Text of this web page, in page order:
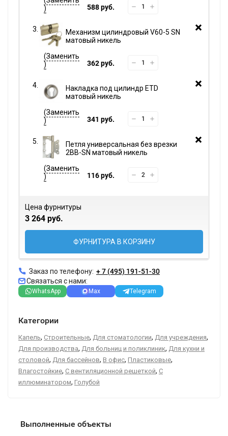
588 руб.
Механизм цилиндровый V60-5 SN
матовый никель
362 руб.
Накладка под цилиндр ETD
матовый никель
341 руб.
Петля универсальная без врезки
2BB-SN матовый никель
116 руб.
Цена фурнитуры
3 264 руб.
ФУРНИТУРА В КОРЗИНУ
Заказ по телефону: + 7 (495) 191-51-30
Связаться с нами:
WhatsApp Max Telegram
Категории
Капель, Строительные, Для стоматологии, Для учреждения,
Для производства, Для больниц и поликлиник, Для кухни и
столовой, Для бассейнов, В офис, Пластиковые,
Влагостойкие, С вентиляционной решеткой, С
иллюминатором, Голубой
Выполненные объекты